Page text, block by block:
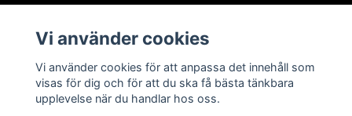
Vi använder cookies
Vi använder cookies för att anpassa det innehåll som
visas för dig och för att du ska få bästa tänkbara
upplevelse när du handlar hos oss.